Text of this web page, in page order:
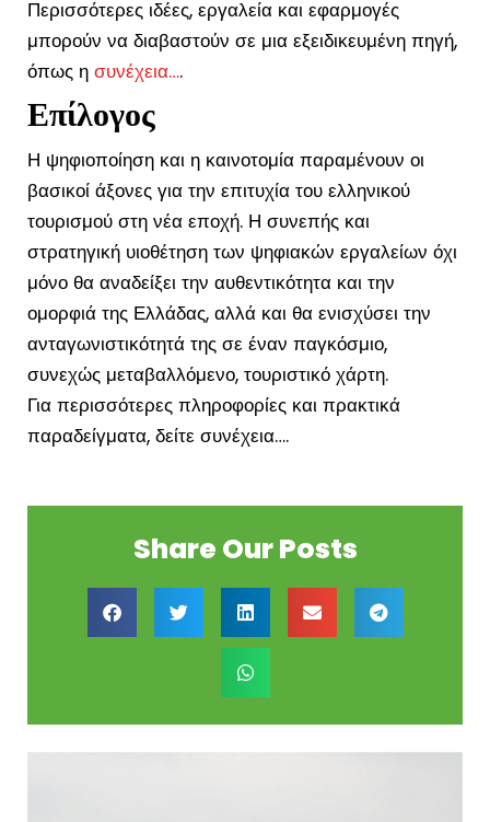
Περισσότερες ιδέες, εργαλεία και εφαρμογές
μπορούν να διαβαστούν σε μια εξειδικευμένη πηγή,
όπως η συνέχεια….
Επίλογος
Η ψηφιοποίηση και η καινοτομία παραμένουν οι
βασικοί άξονες για την επιτυχία του ελληνικού
τουρισμού στη νέα εποχή. Η συνεπής και
στρατηγική υιοθέτηση των ψηφιακών εργαλείων όχι
μόνο θα αναδείξει την αυθεντικότητα και την
ομορφιά της Ελλάδας, αλλά και θα ενισχύσει την
ανταγωνιστικότητά της σε έναν παγκόσμιο,
συνεχώς μεταβαλλόμενο, τουριστικό χάρτη.
Για περισσότερες πληροφορίες και πρακτικά
παραδείγματα, δείτε συνέχεια….
Share Our Posts